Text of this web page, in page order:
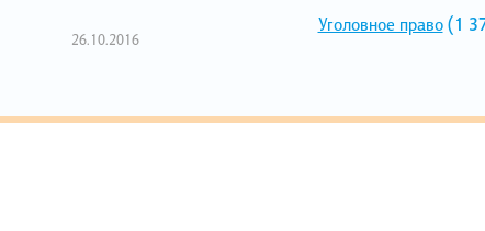
26.10.2016
Уголовное право(1